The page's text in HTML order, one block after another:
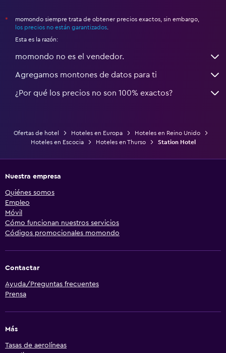
*
momondo siempre trata de obtener precios exactos, sin embargo,
los precios no están garantizados
Esta es la razón:
momondo no es el vendedor.
Agregamos montones de datos para ti
¿Por qué los precios no son 100% exactos?
Ofertas de hotel Hoteles en Europa
Hoteles en Reino Unido
Hoteles en Escocia
Hoteles en Thurso Station Hotel
Nuestra empresa
Quiénes somos
Empleo
Móvil
Cómo funcionan nuestros servicios
Códigos promocionales momondo
Contactar
Ayuda/Preguntas frecuentes
Prensa
Más
Tasas de aerolíneas